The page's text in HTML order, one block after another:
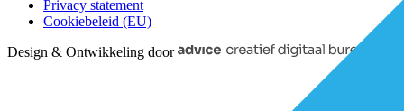
Privacy statement
Cookiebeleid (EU)
Design & Ontwikkeling door